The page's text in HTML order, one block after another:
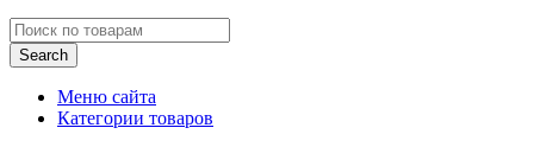
Search
Меню сайта
Категории товаров